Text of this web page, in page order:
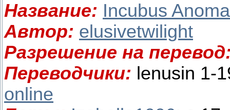
Название: Incubus
Автор: elusivetwilight
Разрешение на
Переводчики: lenusin 1-
online